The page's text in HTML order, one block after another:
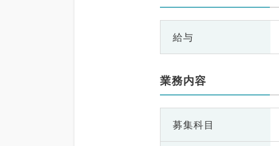
給与
業務内容
募集科目